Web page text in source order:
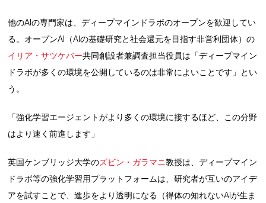
他のAIの専門家は、ディープマインドラボのオープンを歓迎してい
る。オープンAI（AIの基礎研究と社会還元を目指す非営利団体）の
イリア・サツケバー共同創設者兼調査担当役員は「ディープマイン
ドラボが多くの環境を公開しているのは非常によいことです」とい
う。
「強化学習エージェントがより多くの環境に接するほど、この分野
はより速く前進します」
英国ケンブリッジ大学のズビン・ガラマニ教授は、ディープマイン
ドラボ等の強化学習用プラットフォームは、研究者が互いのアイデ
アを試すことで、進歩をより透明になる（得体の知れないAIが生ま